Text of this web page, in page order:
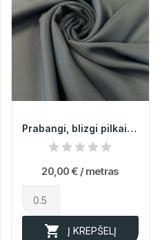
Prabangi, blizgi pilkai mėlyna itališka viskozė...
20,00 € / metras
 Į KREPŠELĮ